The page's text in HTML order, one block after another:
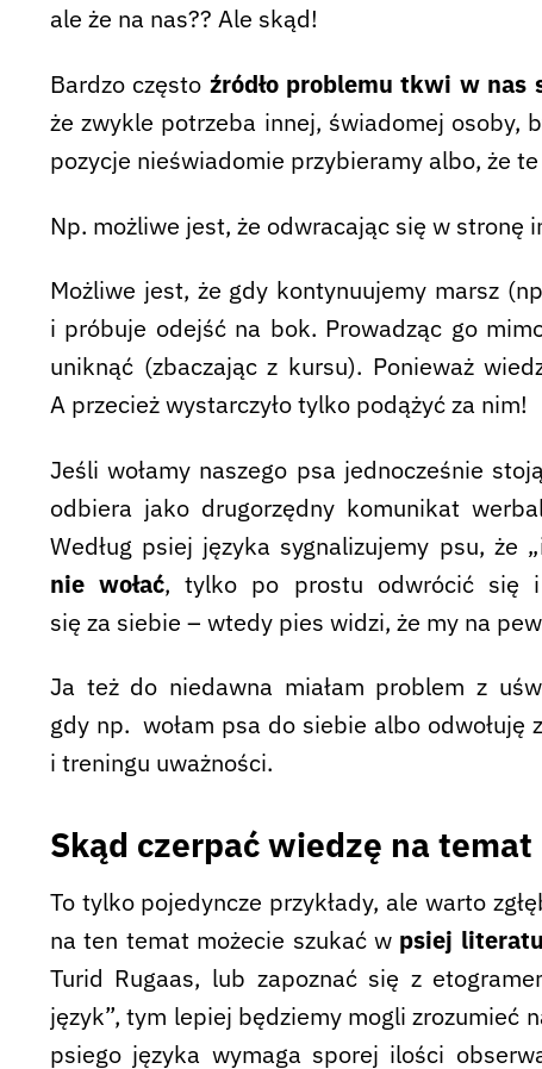
ale że na nas?? Ale skąd!
Bardzo często źródło problemu tkwi w nas
że zwykle potrzeba innej, świadomej osoby,
pozycje nieświadomie przybieramy albo, że
Np. możliwe jest, że odwracając się w stronę
Możliwe jest, że gdy kontynuujemy marsz
i próbuje odejść na bok. Prowadząc go
uniknąć (zbaczając z kursu). Ponieważ
A przecież wystarczyło tylko podążyć za nim!
Jeśli wołamy naszego psa jednocześnie
odbiera jako drugorzędny komunikat
Według psiej języka sygnalizujemy psu, że
nie wołać, tylko po prostu odwrócić się
się za siebie – wtedy pies widzi, że my na
Ja też do niedawna miałam problem z
gdy np. wołam psa do siebie albo
i treningu uważności.
Skąd czerpać wiedzę na
To tylko pojedyncze przykłady, ale warto
na ten temat możecie szukać w psiej
Turid Rugaas, lub zapoznać się z
język”, tym lepiej będziemy mogli zrozumieć
psiego języka wymaga sporej ilości